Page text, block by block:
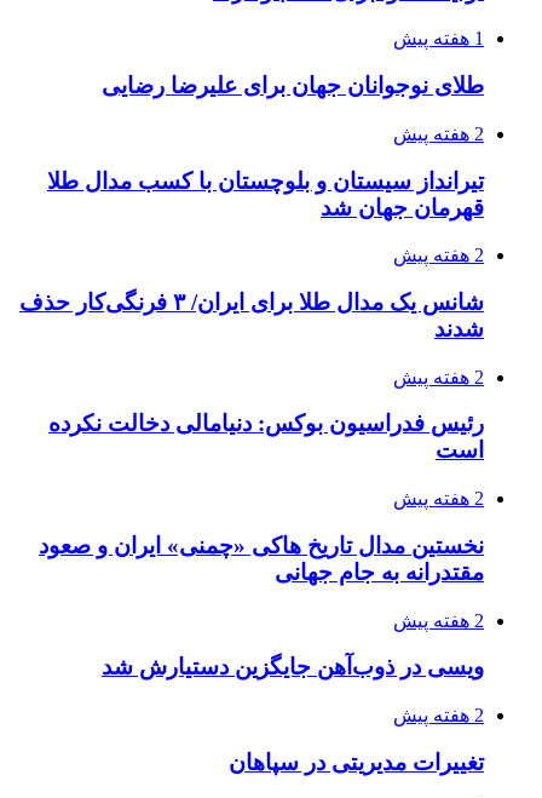
1 هفته پیش
طلای نوجوانان جهان برای علیرضا رضایی
2 هفته پیش
تیرانداز سیستان و بلوچستان با کسب مدال طلا
قهرمان جهان شد
2 هفته پیش
شانس یک مدال طلا برای ایران/ ۳ فرنگی‌کار حذف
شدند
2 هفته پیش
رئیس فدراسیون بوکس: دنیامالی دخالت نکرده
است
2 هفته پیش
نخستین مدال تاریخ هاکی «چمنی» ایران و صعود
مقتدرانه به جام جهانی
2 هفته پیش
ویسی در ذوب‌آهن جایگزین دستیارش شد
2 هفته پیش
تغییرات مدیریتی در سپاهان